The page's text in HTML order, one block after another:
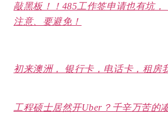
敲黑板！！485工作签申请也有坑
注意、要避免！
初来澳洲， 银行卡，电话卡，租房
工程硕士居然开Uber？千辛万苦的